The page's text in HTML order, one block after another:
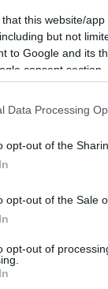
that this website/
but not
to Google and its
consent section.
Data Processing
opt-out of the
opt-out of the Sale
opt-out of
η
ότι το
κινητού, οι